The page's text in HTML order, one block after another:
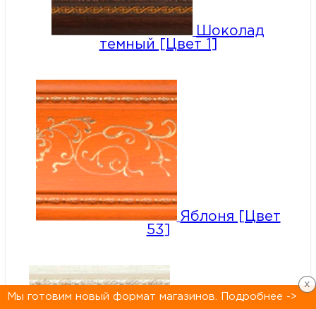
Шоколад
темный [Цвет 1]
Яблоня [Цвет
53]
Мы готовим новый формат магазинов. Подробнее ->
x